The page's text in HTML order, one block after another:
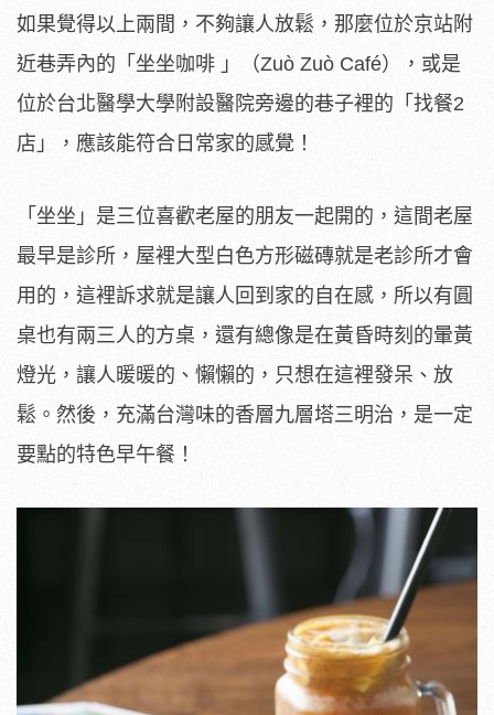
如果覺得以上兩間，不夠讓人放鬆，那麼位於京站附
近巷弄內的「坐坐咖啡 」（Zuò Zuò Café），或是
位於台北醫學大學附設醫院旁邊的巷子裡的「找餐2
店」，應該能符合日常家的感覺！
「坐坐」是三位喜歡老屋的朋友一起開的，這間老屋
最早是診所，屋裡大型白色方形磁磚就是老診所才會
用的，這裡訴求就是讓人回到家的自在感，所以有圓
桌也有兩三人的方桌，還有總像是在黃昏時刻的暈黃
燈光，讓人暖暖的、懶懶的，只想在這裡發呆、放
鬆。然後，充滿台灣味的香層九層塔三明治，是一定
要點的特色早午餐！